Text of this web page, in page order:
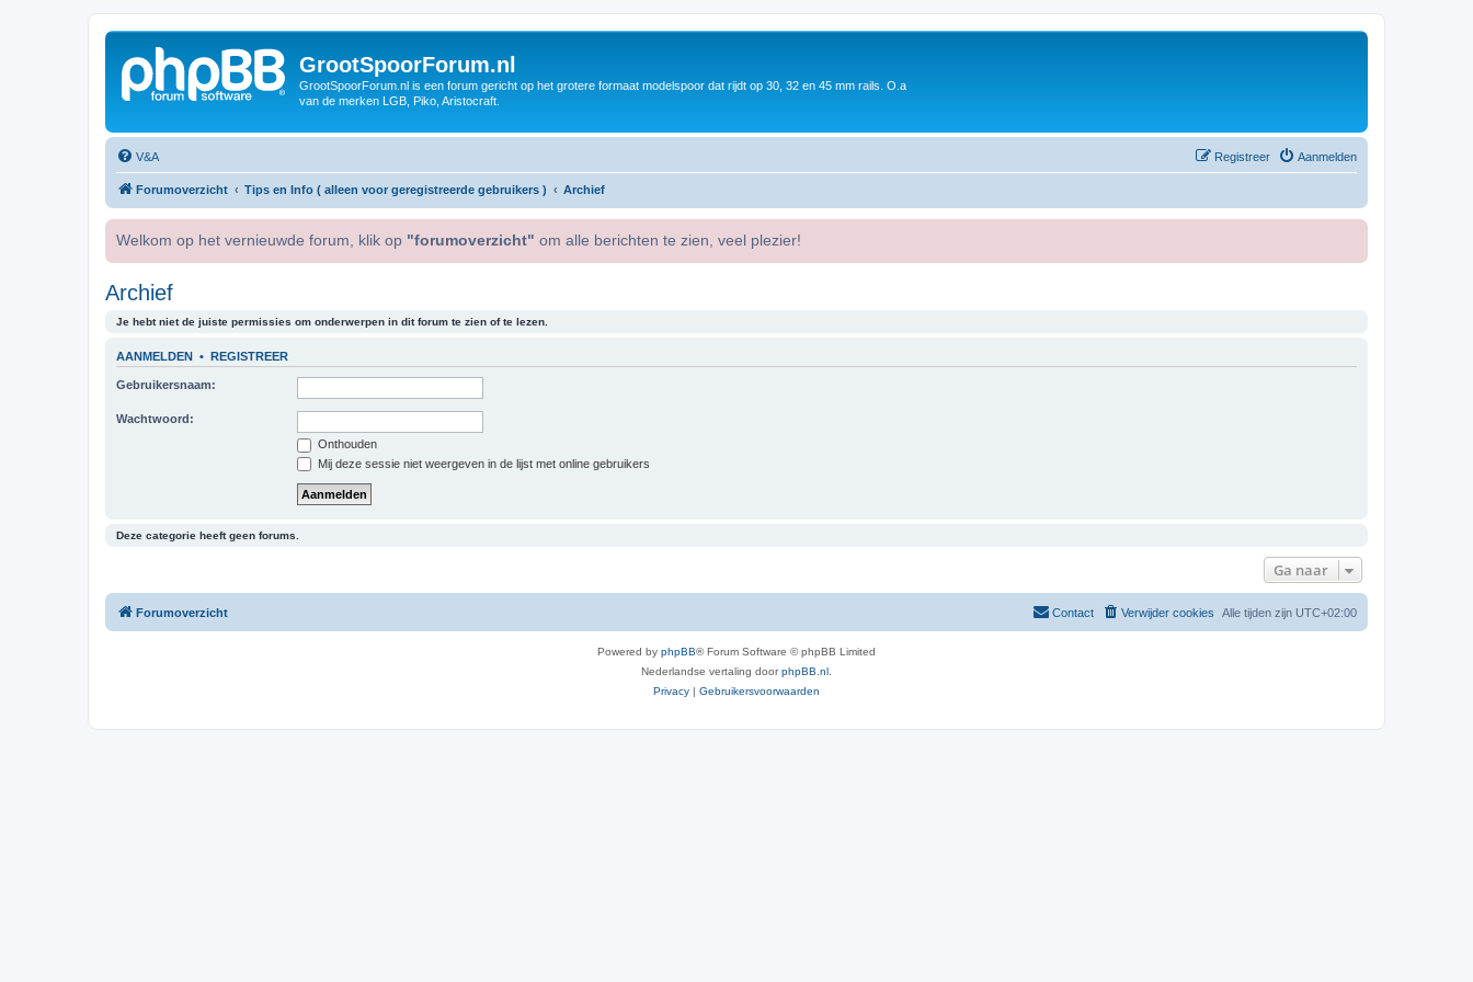
GrootSpoorForum.nl
GrootSpoorForum.nl is een forum gericht op het grotere formaat modelspoor dat rijdt op 30, 32 en 45 mm rails. O.a
van de merken LGB, Piko, Aristocraft.
V&A Aanmelden
Registreer
Forumoverzicht Tips en Info ( alleen voor geregistreerde gebruikers ) Archief
Welkom op het vernieuwde forum, klik op "forumoverzicht" om alle berichten te zien, veel plezier!
Archief
Je hebt niet de juiste permissies om onderwerpen in dit forum te zien of te lezen.
AANMELDEN • REGISTREER
Gebruikersnaam:
Wachtwoord:
Onthouden
Mij deze sessie niet weergeven in de lijst met online gebruikers
Deze categorie heeft geen forums.
Ga naar
Forumoverzicht Alle tijden zijn UTC+02:00
Verwijder cookies
Contact
Powered by phpBB® Forum Software © phpBB Limited
Nederlandse vertaling doorphpBB.nl.
Privacy | Gebruikersvoorwaarden